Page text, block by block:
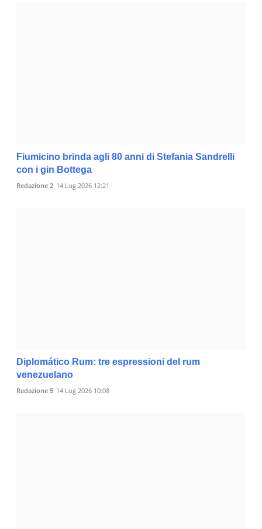
Fiumicino brinda agli 80 anni di Stefania Sandrelli
con i gin Bottega
Redazione 2 14 Lug 2026 12:21
Diplomático Rum: tre espressioni del rum
venezuelano
Redazione 5 14 Lug 2026 10:08